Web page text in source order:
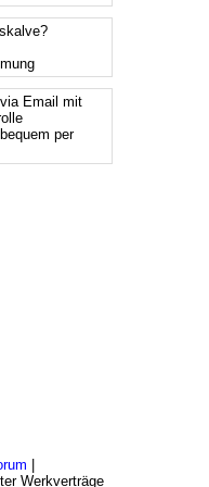
Email mit
per
Werkverträge